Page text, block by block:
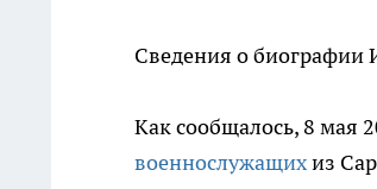
Сведения о биографии
Как сообщалось, 8 мая
военнослужащихиз